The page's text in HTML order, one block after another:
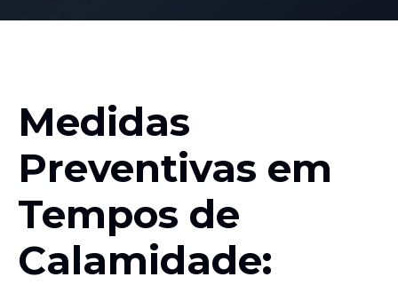
Medidas
Preventivas em
Tempos de
Calamidade: